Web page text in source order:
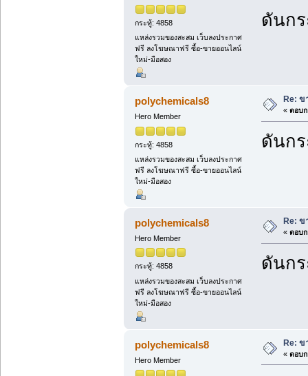
กระทู้: 4858
แหล่งรวมของสะสม เว็บลงประกาศ
ฟรี ลงโฆษณาฟรี ซื้อ-ขายออนไลน์
ใหม่-มือสอง
ดันก
polychemicals8
Hero Member
กระทู้: 4858
แหล่งรวมของสะสม เว็บลงประกาศ
ฟรี ลงโฆษณาฟรี ซื้อ-ขายออนไลน์
ใหม่-มือสอง
Re:
« ตอบก
ดันก
polychemicals8
Hero Member
กระทู้: 4858
แหล่งรวมของสะสม เว็บลงประกาศ
ฟรี ลงโฆษณาฟรี ซื้อ-ขายออนไลน์
ใหม่-มือสอง
Re:
« ตอบก
ดันก
polychemicals8
Hero Member
Re: ข
« ตอบก